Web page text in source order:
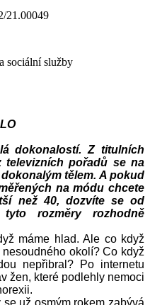
21.00049
sociální služby
dokonalostí. Z titulních
pořadů se na
tělem. A pokud
na módu chcete
než 40, dozvíte se od
rozměry rozhodně
máme hlad. Ale co když
okolí? Co když
nepřibral? Po internetu
žen, které podlehly nemoci
už osmým rokem zabývá